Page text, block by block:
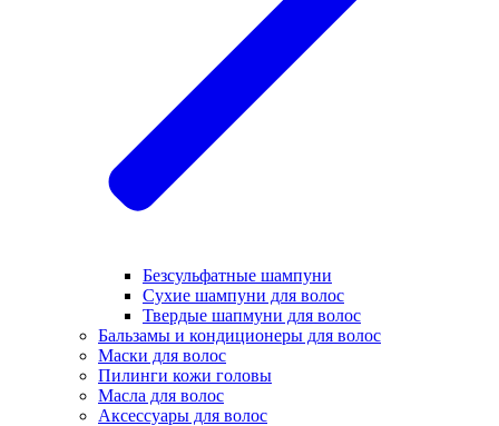
Безсульфатные шампуни
Сухие шампуни для волос
Твердые шапмуни для волос
Бальзамы и кондиционеры для волос
Маски для волос
Пилинги кожи головы
Масла для волос
Аксессуары для волос